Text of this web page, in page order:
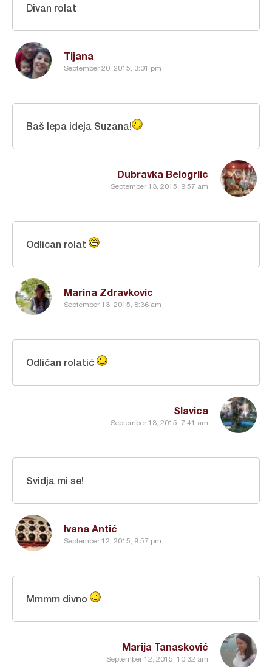
Tijana
September 20, 2015, 3:01 pm
Divan rolat
Dubravka Belogrlic
September 13, 2015, 9:57 am
Baš lepa ideja Suzana!
Marina Zdravkovic
September 13, 2015, 8:36 am
Odlican rolat
Slavica
September 13, 2015, 7:41 am
Odličan rolatić
Ivana Antić
September 12, 2015, 9:57 pm
Svidja mi se!
Marija Tanasković
September 12, 2015, 10:32 am
Mmmm divno